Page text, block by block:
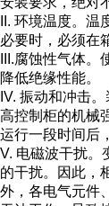
II. 环境温度。
必要时，必须在
III.腐蚀性气体
降低绝缘性能。
IV. 振动和冲击
高控制柜的机械
运行一段时间后
V. 电磁波干扰。
的干扰。因此，
外，各电气元件